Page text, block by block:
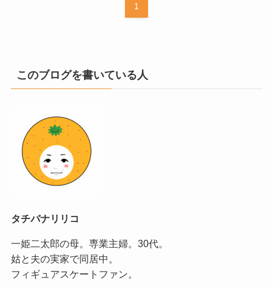
1
このブログを書いている人
タチバナリリコ
一姫二太郎の母。専業主婦。30代。
姑と夫の実家で同居中。
フィギュアスケートファン。